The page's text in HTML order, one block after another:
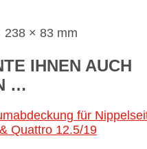
238 × 83 mm
IHNEN AUCH
…